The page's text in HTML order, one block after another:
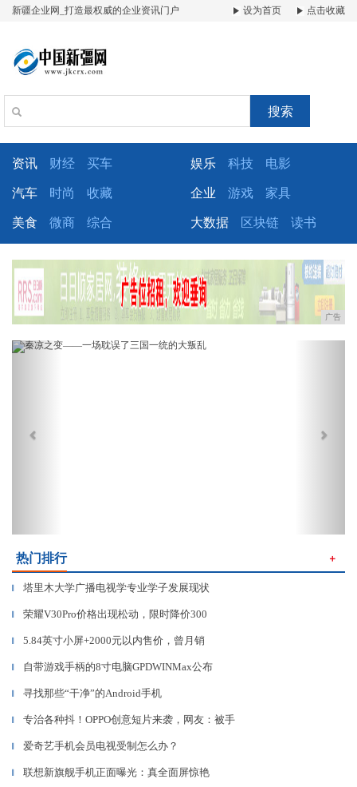
新疆企业网_打造最权威的企业资讯门户 设为首页 点击收藏
搜索
资讯 财经 买车 娱乐 科技 电影
汽车 时尚 收藏 企业 游戏 家具
美食 微商 综合 大数据 区块链 读书
广告
Previous
热门排行 ＋
▎ 塔里木大学广播电视学专业学子发展现状
▎ 荣耀V30Pro价格出现松动，限时降价300
▎ 5.84英寸小屏+2000元以内售价，曾月销
▎ 自带游戏手柄的8寸电脑GPDWINMax公布
▎ 寻找那些“干净”的Android手机
▎ 专治各种抖！OPPO创意短片来袭，网友：被手
▎ 爱奇艺手机会员电视受制怎么办？
▎ 联想新旗舰手机正面曝光：真全面屏惊艳